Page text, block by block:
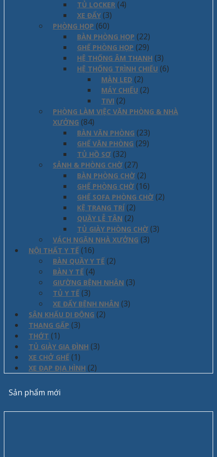
TỦ LOCKER (4)
XE ĐẨY (3)
PHÒNG HỌP (60)
BÀN PHÒNG HỌP (22)
GHẾ PHÒNG HỌP (29)
HỆ THỐNG ÂM THANH (3)
HỆ THỐNG TRÌNH CHIẾU (6)
MÀN LED (2)
MÁY CHIẾU (2)
TIVI (2)
PHÒNG LÀM VIỆC VĂN PHÒNG & NHÀ
XƯỞNG (84)
BÀN VĂN PHÒNG (23)
GHẾ VĂN PHÒNG (29)
TỦ HỒ SƠ (32)
SẢNH & PHÒNG CHỜ (27)
BÀN PHÒNG CHỜ (2)
GHẾ PHÒNG CHỜ (16)
GHẾ SOFA PHÒNG CHỜ (2)
KỆ TRANG TRÍ (2)
QUẦY LỄ TÂN (2)
TỦ GIÀY PHÒNG CHỜ (3)
VÁCH NGĂN NHÀ XƯỞNG (3)
NỘI THẤT Y TẾ (16)
BÀN QUẦY Y TẾ (2)
BÀN Y TẾ (4)
GIƯỜNG BỆNH NHÂN (3)
TỦ Y TẾ (3)
XE ĐẨY BỆNH NHÂN (3)
SÂN KHẤU DI ĐỘNG (2)
THANG GẤP (3)
THỚT (1)
TỦ GIÀY GIA ĐÌNH (3)
XE CHỞ GHẾ (1)
XE ĐẠP ĐỊA HÌNH (2)
Sản phẩm mới